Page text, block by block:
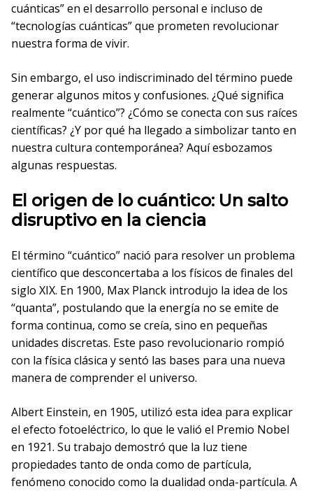
cuánticas” en el desarrollo personal e incluso de
“tecnologías cuánticas” que prometen revolucionar
nuestra forma de vivir.
Sin embargo, el uso indiscriminado del término puede
generar algunos mitos y confusiones. ¿Qué significa
realmente “cuántico”? ¿Cómo se conecta con sus raíces
científicas? ¿Y por qué ha llegado a simbolizar tanto en
nuestra cultura contemporánea? Aquí esbozamos
algunas respuestas.
El origen de lo cuántico: Un salto
disruptivo en la ciencia
El término “cuántico” nació para resolver un problema
científico que desconcertaba a los físicos de finales del
siglo XIX. En 1900, Max Planck introdujo la idea de los
“quanta”, postulando que la energía no se emite de
forma continua, como se creía, sino en pequeñas
unidades discretas. Este paso revolucionario rompió
con la física clásica y sentó las bases para una nueva
manera de comprender el universo.
Albert Einstein, en 1905, utilizó esta idea para explicar
el efecto fotoeléctrico, lo que le valió el Premio Nobel
en 1921. Su trabajo demostró que la luz tiene
propiedades tanto de onda como de partícula,
fenómeno conocido como la dualidad onda-partícula. A